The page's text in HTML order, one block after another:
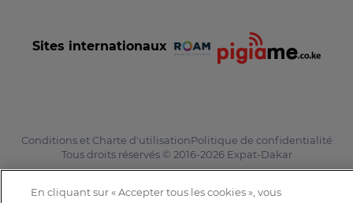
Sites internationaux
Conditions et Charte d'utilisationPolitique de confidentialité
Tous droits réservés © 2016-2026 Expat-Dakar
En cliquant sur « Accepter tous les cookies », vous